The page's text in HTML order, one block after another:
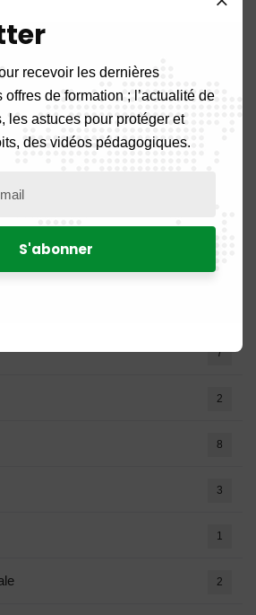
7
2
8
3
1
2
recevoir les dernières
offres de formation ; l’actualité de
les astuces pour protéger et
des vidéos pédagogiques.